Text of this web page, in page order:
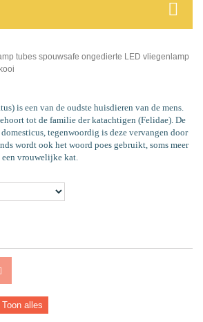
tubes spouwsafe ongedierte LED vliegenlamp
is een van de oudste huisdieren van de mens.
tot de familie der katachtigen (Felidae). De
tegenwoordig is deze vervangen door
wordt ook het woord poes gebruikt, soms meer
vrouwelijke kat.
Toon alles